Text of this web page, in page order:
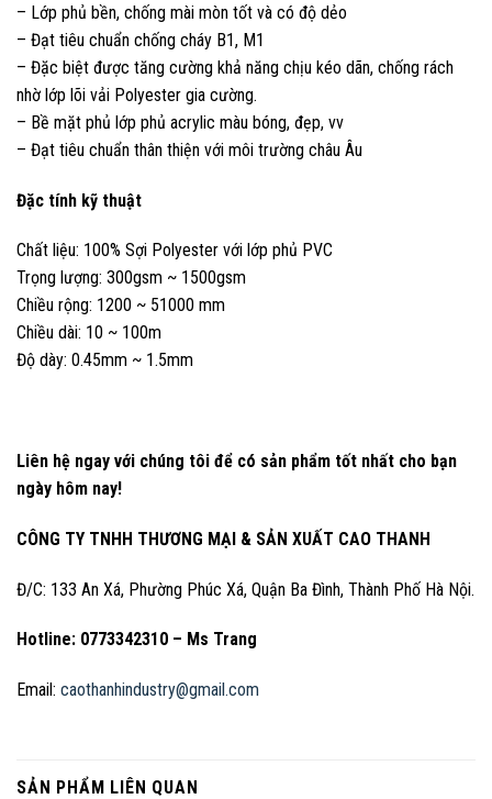
– Lớp phủ bền, chống mài mòn tốt và có độ dẻo
– Đạt tiêu chuẩn chống cháy B1, M1
– Đặc biệt được tăng cường khả năng chịu kéo dãn, chống rách
nhờ lớp lõi vải Polyester gia cường.
– Bề mặt phủ lớp phủ acrylic màu bóng, đẹp, vv
– Đạt tiêu chuẩn thân thiện với môi trường châu Âu
Đặc tính kỹ thuật
Chất liệu: 100% Sợi Polyester với lớp phủ PVC
Trọng lượng: 300gsm ~ 1500gsm
Chiều rộng: 1200 ~ 51000 mm
Chiều dài: 10 ~ 100m
Độ dày: 0.45mm ~ 1.5mm
Liên hệ ngay với chúng tôi để có sản phẩm tốt nhất cho bạn
ngày hôm nay!
CÔNG TY TNHH THƯƠNG MẠI & SẢN XUẤT CAO THANH
Đ/C: 133 An Xá, Phường Phúc Xá, Quận Ba Đình, Thành Phố Hà Nội.
Hotline: 0773342310 – Ms Trang
Email: caothanhindustry@gmail.com
SẢN PHẨM LIÊN QUAN